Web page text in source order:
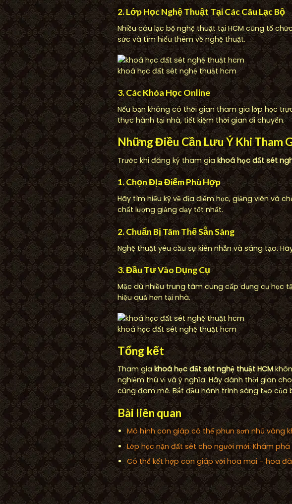
2. Lớp Học Nghệ Thuật Tại Các Câu Lạc Bộ
Nhiều câu lạc bộ nghệ thuật tại HCM cũng tổ
sức và tìm hiểu thêm về nghệ thuật.
khoá học đất sét nghệ thuật hcm
3. Các Khóa Học Online
Nếu bạn không có thời gian tham gia lớp học
thực hành tại nhà, tiết kiệm thời gian di chuyển.
Những Điều Cần Lưu Ý Khi Tham
Trước khi đăng ký tham gia khoá học đất sét
1. Chọn Địa Điểm Phù Hợp
Hãy tìm hiểu kỹ về địa điểm học, giảng viên và
chất lượng giảng dạy tốt nhất.
2. Chuẩn Bị Tâm Thế Sẵn Sàng
Nghệ thuật yêu cầu sự kiên nhẫn và sáng tạo.
3. Đầu Tư Vào Dụng Cụ
Mặc dù nhiều trung tâm cung cấp dụng cụ học
hiệu quả hơn tại nhà.
khoá học đất sét nghệ thuật hcm
Tổng kết
Tham giakhoá học đất sét nghệ thuật HCM
nghiệm thú vị và ý nghĩa. Hãy dành thời gian
cùng đam mê. Bắt đầu hành trình sáng tạo của
Bài liên quan
Mô hình con giáp có thể phun sơn nhũ vàng
Lớp học nặn đất sét cho người mới: Khám
Có thể kết hợp con giáp với hoa mai – hoa